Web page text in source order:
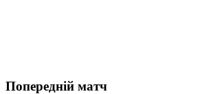
Попередній матч